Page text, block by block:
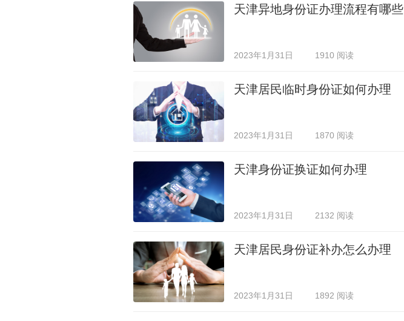
天津异地身份证办理流程有哪些
2023年1月31日 1910 阅读
天津居民临时身份证如何办理
2023年1月31日 1870 阅读
天津身份证换证如何办理
2023年1月31日 2132 阅读
天津居民身份证补办怎么办理
2023年1月31日 1892 阅读